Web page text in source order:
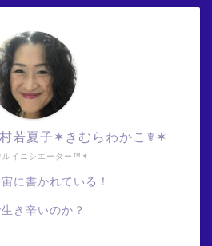
ルイニシエーター™✶
若夏子✶きむらわかこ☤✶
に書かれている！
き辛いのか？